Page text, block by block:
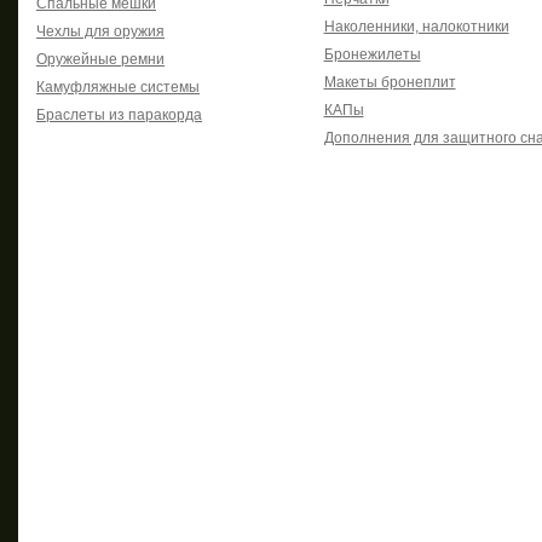
Спальные мешки
Чехлы для оружия
Оружейные ремни
Камуфляжные системы
Браслеты из паракорда
Наколенники, налокотники
Бронежилеты
Макеты бронеплит
КАПы
Дополнения для защитного